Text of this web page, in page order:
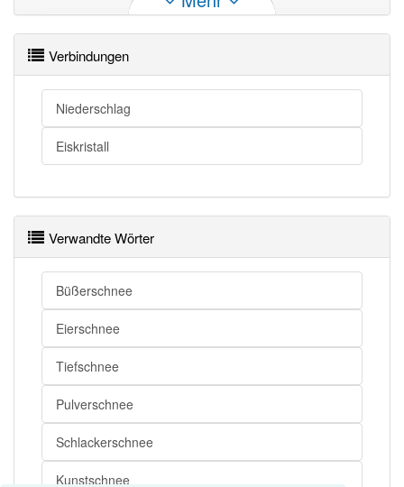
Schnee
Schneedecke
Schnee
Verbindungen
Niederschlag
Eiskristall
Verwandte Wörter
Büßerschnee
Eierschnee
Tiefschnee
Pulverschnee
Schlackerschnee
Kunstschnee